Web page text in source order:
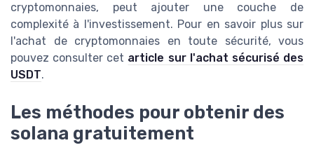
cryptomonnaies, peut ajouter une couche de
complexité à l'investissement. Pour en savoir plus sur
l'achat de cryptomonnaies en toute sécurité, vous
pouvez consulter cet article sur l'achat sécurisé des
USDT.
Les méthodes pour obtenir des
solana gratuitement